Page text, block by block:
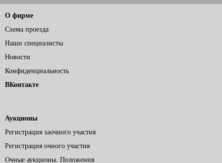
О фирме
Схема проезда
Наши специалисты
Новости
Конфиденциальность
ВКонтакте
Аукционы
Регистрация заочного участия
Регистрация очного участия
Очные аукционы. Положения